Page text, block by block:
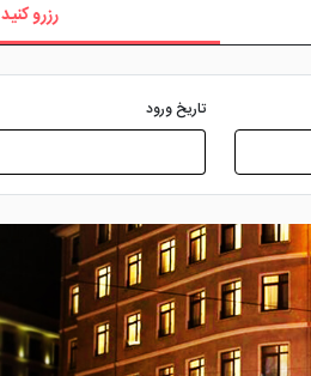
رزرو کنید
تاریخ ورود